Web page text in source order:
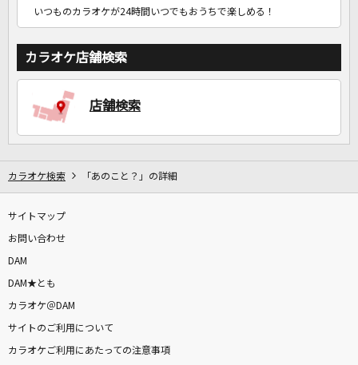
いつものカラオケが24時間いつでもおうちで楽しめる！
カラオケ店舗検索
店舗検索
カラオケ検索 「あのこと？」の詳細
サイトマップ
お問い合わせ
DAM
DAM★とも
カラオケ＠DAM
サイトのご利用について
カラオケご利用にあたっての注意事項